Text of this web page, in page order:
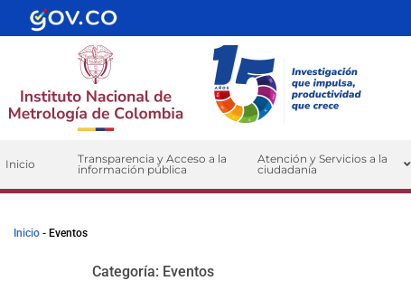
contenido
Inicio
Transparencia y Acceso a la
información pública
Atención y Servicios a la
ciudadanía
Inicio - Eventos
Categoría: Eventos